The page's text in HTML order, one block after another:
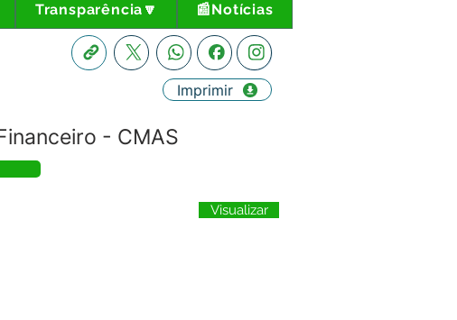
Transparência🔽 📰Notícias
- CMAS
Imprimir
Visualizar